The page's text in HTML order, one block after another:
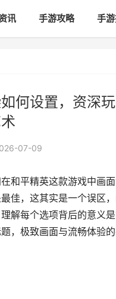
讯 手游攻略 手
何设置，资深
07-09
和平精英这款游戏中画
佳，这其实是一个误区
解每个选项背后的意义
，极致画面与流畅体验